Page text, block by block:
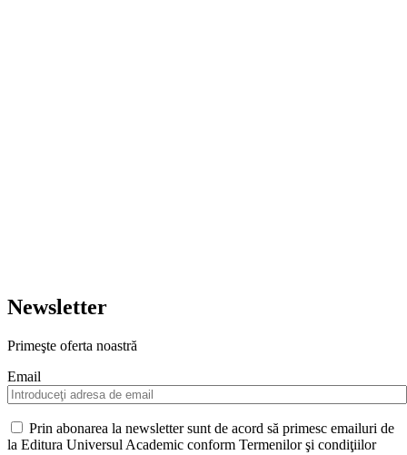
Newsletter
Primeşte oferta noastră
Email
Prin abonarea la newsletter sunt de acord să primesc emailuri de
la Editura Universul Academic conform Termenilor şi condiţiilor